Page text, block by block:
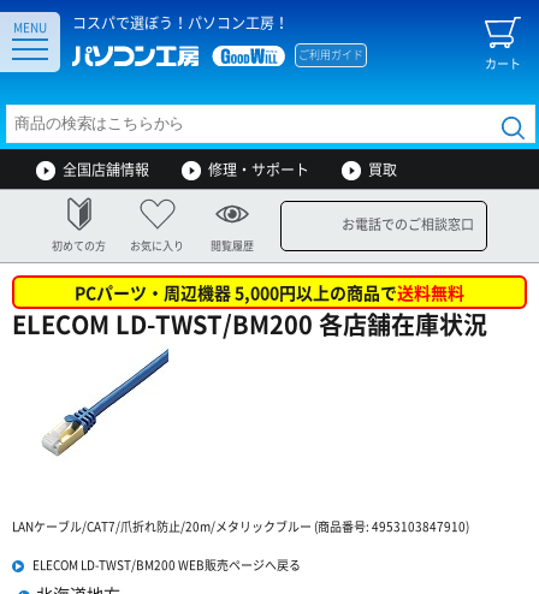
コスパで選ぼう！パソコン工房！
カート
ご利用ガイド
MENU
全国店舗情報 修理・サポート 買取
初めての方 お気に入り 閲覧履歴
お電話でのご相談窓口
PCパーツ・周辺機器 5,000円以上の商品で送料無料
ELECOM LD-TWST/BM200 各店舗在庫状況
LANケーブル/CAT7/爪折れ防止/20m/メタリックブルー (商品番号: 4953103847910)
ELECOM LD-TWST/BM200 WEB販売ページへ戻る